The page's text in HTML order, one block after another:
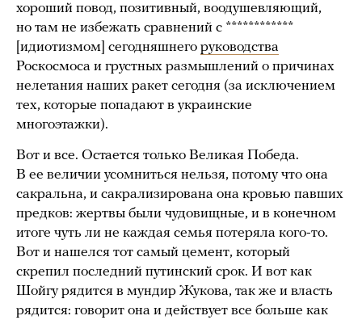
хороший повод, позитивный, воодушевляющий,
но там не избежать сравнений с ************
[идиотизмом] сегодняшнего руководства
Роскосмоса и грустных размышлений о причинах
нелетания наших ракет сегодня (за исключением
тех, которые попадают в украинские
многоэтажки).
Вот и все. Остается только Великая Победа.
В ее величии усомниться нельзя, потому что она
сакральна, и сакрализирована она кровью павших
предков: жертвы были чудовищные, и в конечном
итоге чуть ли не каждая семья потеряла кого-то.
Вот и нашелся тот самый цемент, который
скрепил последний путинский срок. И вот как
Шойгу рядится в мундир Жукова, так же и власть
рядится: говорит она и действует все больше как